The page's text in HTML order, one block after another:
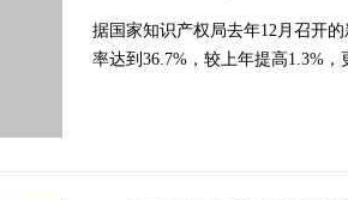
据国家知识产权局去年12月召开
率达到36.7%，较上年提高1.3%